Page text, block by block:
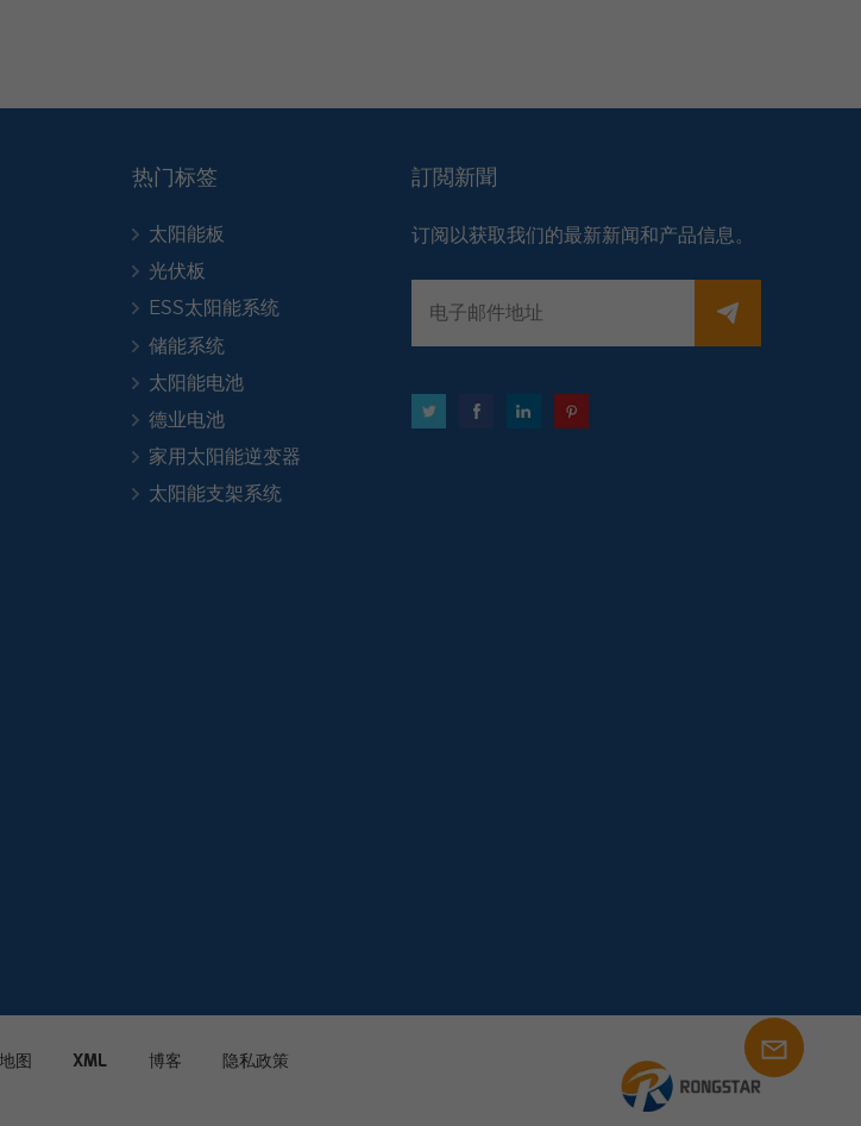
热门标签
太阳能板
光伏板
ESS太阳能系统
储能系统
太阳能电池
德业电池
家用太阳能逆变器
太阳能支架系统
訂閲新聞
订阅以获取我们的最新新闻和产品信息。
图 XML 博客 隐私政策